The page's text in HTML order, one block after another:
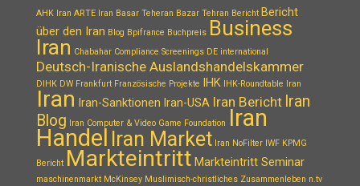
AHK Iran ARTE Iran Basar Teheran Bazar Tehran Bericht Bericht
über den Iran Blog Bpifrance Buchpreis Business
Iran Chabahar Compliance Screenings DE international
Deutsch-Iranische Auslandshandelskammer
DIHK DW Frankfurt Französische Projekte IHK IHK-Roundtable Iran
Iran Iran-Sanktionen Iran-USA Iran Bericht Iran
Blog
Iran Computer & Video Game Foundation Iran
Handel Iran Market Iran NoFilter IWF KPMG
Bericht Markteintritt Markteintritt Seminar
maschinenmarkt McKinsey Muslimisch-christliches Zusammenleben n.tv